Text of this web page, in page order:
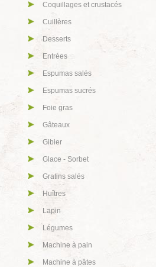
Coquillages et crustacés
Cuillères
Desserts
Entrées
Espumas salés
Espumas sucrés
Foie gras
Gâteaux
Gibier
Glace - Sorbet
Gratins salés
Huîtres
Lapin
Légumes
Machine à pain
Machine à pâtes